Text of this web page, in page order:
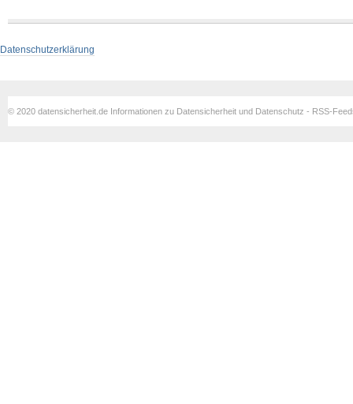
Datenschutzerklärung
© 2020 datensicherheit.de Informationen zu Datensicherheit und Datenschutz - RSS-